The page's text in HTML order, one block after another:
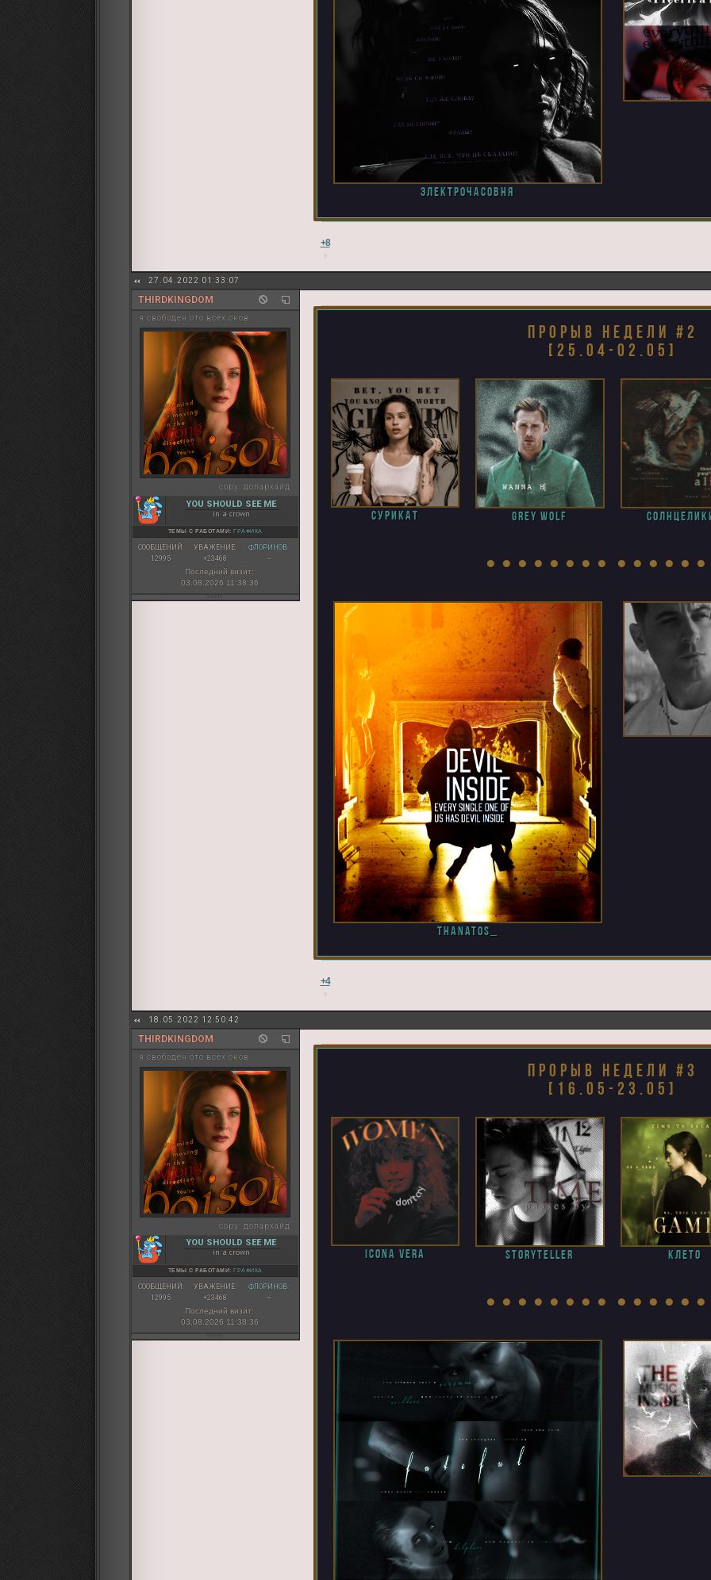
электрочасовня
+8
27.04.2022 01:33:07
THIRDKINGDOM
я свободен ото всех оков
copy: долархайд
YOU SHOULD SEE ME
in a crown
ТЕМЫ С РАБОТАМИ: ГРАФИКА
СООБЩЕНИЙ:
12995
УВАЖЕНИЕ:
+23468
ФЛОРИНОВ:
~
Последний визит:
03.08.2026 11:38:36
прорыв недели #2
[25.04-02.05]
сурикат Grey Wolf
● ● ● ● ● ● ● ● ● ● ● ● ● ●
thanatos_
+4
18.05.2022 12:50:42
THIRDKINGDOM
я свободен ото всех оков
copy: долархайд
YOU SHOULD SEE ME
in a crown
ТЕМЫ С РАБОТАМИ: ГРАФИКА
СООБЩЕНИЙ:
12995
УВАЖЕНИЕ:
+23468
ФЛОРИНОВ:
~
Последний визит:
03.08.2026 11:38:36
прорыв недели #3
[16.05-23.05]
icona vera Storyteller клето
● ● ● ● ● ● ● ● ● ● ● ● ● ●